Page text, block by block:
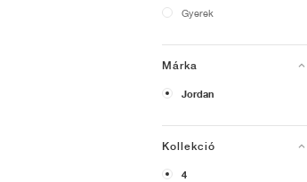
Gyerek
Márka
Jordan
Kollekció
4